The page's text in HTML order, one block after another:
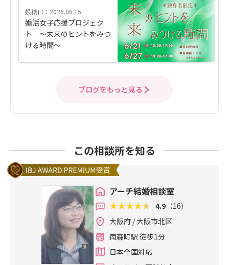
投稿日：2026.06.15
婚活女子応援プロジェク
ト ～未来のヒントをみつ
ける時間～
ブログをもっと見る
この相談所を知る
アーチ結婚相談室
4.9 （16）
大阪府 / 大阪市北区
南森町駅 徒歩1分
日本全国対応